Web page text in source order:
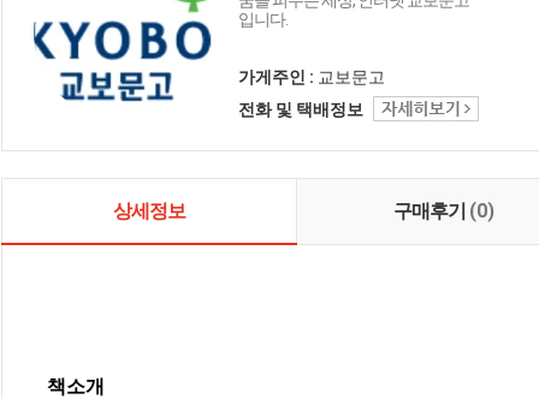
입니다.
가게주인 : 교보문고
전화 및 택배정보
상세정보 구매후기 (0)
책소개